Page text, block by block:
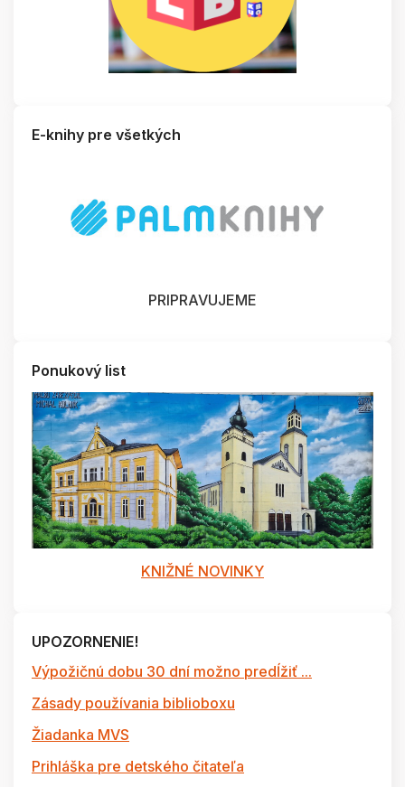
E-knihy pre všetkých
PRIPRAVUJEME
Ponukový list
KNIŽNÉ NOVINKY
UPOZORNENIE!
Výpožičnú dobu 30 dní možno predĺžiť ...
Zásady používania biblioboxu
Žiadanka MVS
Prihláška pre detského čitateľa